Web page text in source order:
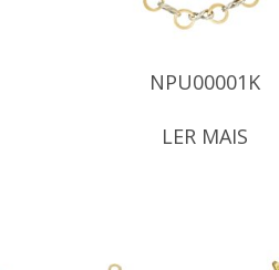
NPU00001K
LER MAIS